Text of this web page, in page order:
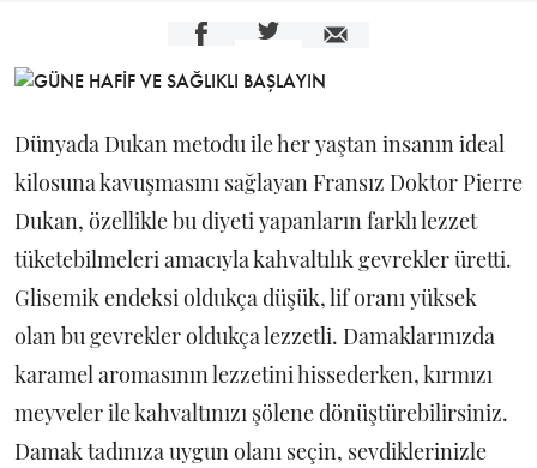
Dünyada Dukan metodu ile her yaştan insanın ideal
kilosuna kavuşmasını sağlayan Fransız Doktor Pierre
Dukan, özellikle bu diyeti yapanların farklı lezzet
tüketebilmeleri amacıyla kahvaltılık gevrekler üretti.
Glisemik endeksi oldukça düşük, lif oranı yüksek
olan bu gevrekler oldukça lezzetli. Damaklarınızda
karamel aromasının lezzetini hissederken, kırmızı
meyveler ile kahvaltınızı şölene dönüştürebilirsiniz.
Damak tadınıza uygun olanı seçin, sevdiklerinizle